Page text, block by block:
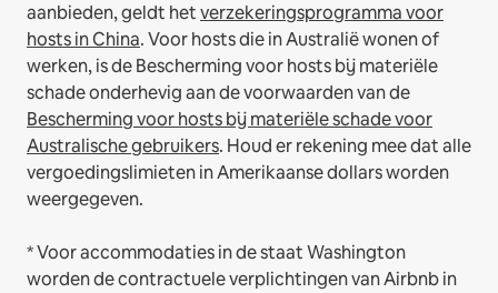
aanbieden, geldt hetverzekeringsprogramma voor
hosts in China.Voor hosts die in Australië wonen of
werken, is de Bescherming voor hosts bij materiële
schade onderhevig aan de voorwaarden van de
Bescherming voor hosts bij materiële schade voor
Australische gebruikers. Houd er rekening mee dat alle
vergoedingslimieten in Amerikaanse dollars worden
weergegeven.
* Voor accommodaties in de staat Washington
worden de contractuele verplichtingen van Airbnb in